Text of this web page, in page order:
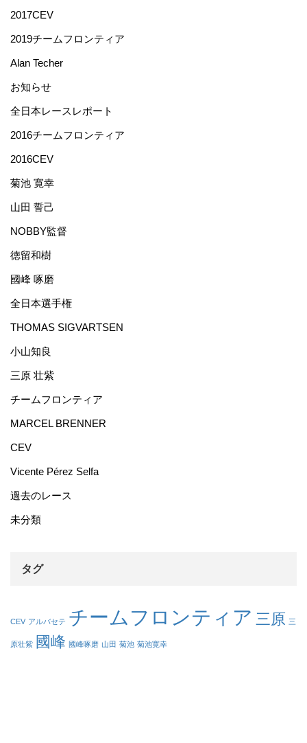
2017CEV
2019チームフロンティア
Alan Techer
お知らせ
全日本レースレポート
2016チームフロンティア
2016CEV
菊池 寛幸
山田 誓己
NOBBY監督
徳留和樹
國峰 啄磨
全日本選手権
THOMAS SIGVARTSEN
小山知良
三原 壮紫
チームフロンティア
MARCEL BRENNER
CEV
Vicente Pérez Selfa
過去のレース
未分類
タグ
CEV アルバセテ チームフロンティア 三原 三
原壮紫 國峰 國峰啄磨 山田 菊池 菊池寛幸